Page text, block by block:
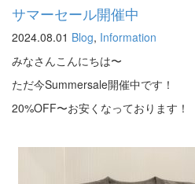
サマーセール開催中
2024.08.01 Blog, Information
みなさんこんにちは〜
ただ今Summersale開催中です！
20%OFF〜お安くなっております！